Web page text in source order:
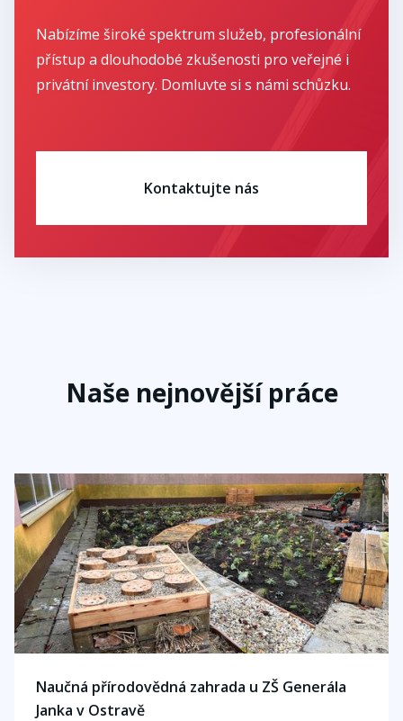
Nabízíme široké spektrum služeb, profesionální
přístup a dlouhodobé zkušenosti pro veřejné i
privátní investory. Domluvte si s námi schůzku.
Kontaktujte nás
Naše nejnovější práce
Naučná přírodovědná zahrada u ZŠ Generála
Janka v Ostravě